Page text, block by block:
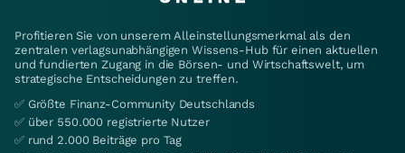
Profitieren Sie von unserem Alleinstellungsmerkmal als den
zentralen verlagsunabhängigen Wissens-Hub für einen aktuellen
und fundierten Zugang in die Börsen- und Wirtschaftswelt, um
strategische Entscheidungen zu treffen.
✅ Größte Finanz-Community Deutschlands
✅ über 550.000 registrierte Nutzer
✅ rund 2.000 Beiträge pro Tag